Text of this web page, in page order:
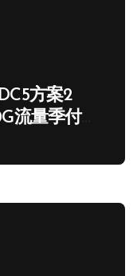
方案2
流量季付